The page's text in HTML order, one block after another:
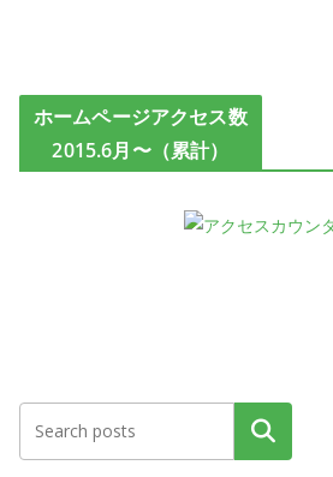
ホームページアクセス数
2015.6月〜（累計）
検索